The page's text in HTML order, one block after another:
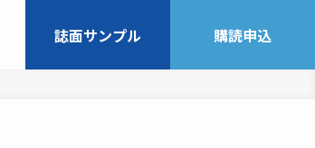
誌面サンプル 購読申込